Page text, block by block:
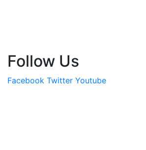
Follow Us
Facebook Twitter Youtube